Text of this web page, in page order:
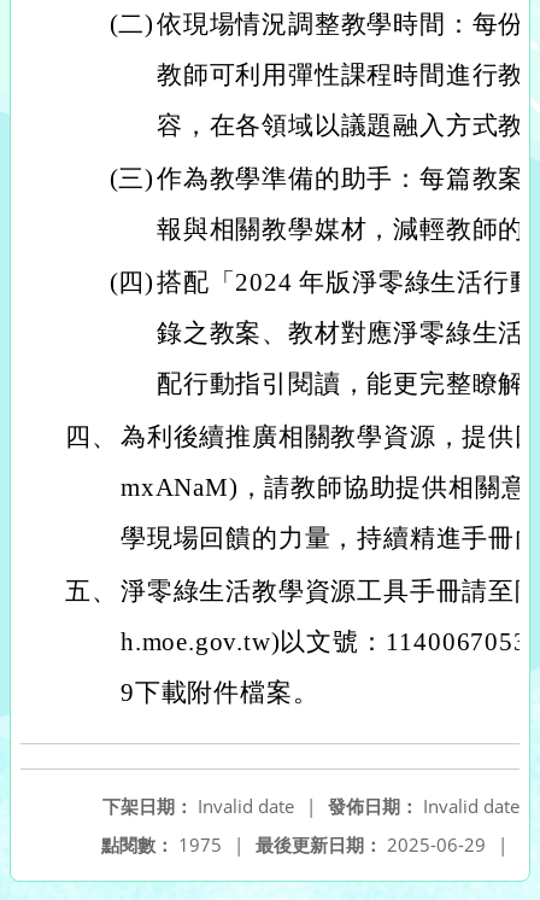
(二)依現場情況調整教學時間：每份
教師可利用彈性課程時間進行教
容，在各領域以議題融入方式教
(三)作為教學準備的助手：每篇教案
報與相關教學媒材，減輕教師的
(四)搭配「2024 年版淨零綠生活行
錄之教案、教材對應淨零綠生活
配行動指引閱讀，能更完整瞭解
四、 為利後續推廣相關教學資源，提供
mxANaM)，請教師協助提供相關意
學現場回饋的力量，持續精進手冊
五、 淨零綠生活教學資源工具手冊請至
h.moe.gov.tw)以文號：
9下載附件檔案。
發佈日期： Invalid date
下架日期： Invalid date
|
最後更新日期： 2025-06-29 |
點閱數： 1975 |